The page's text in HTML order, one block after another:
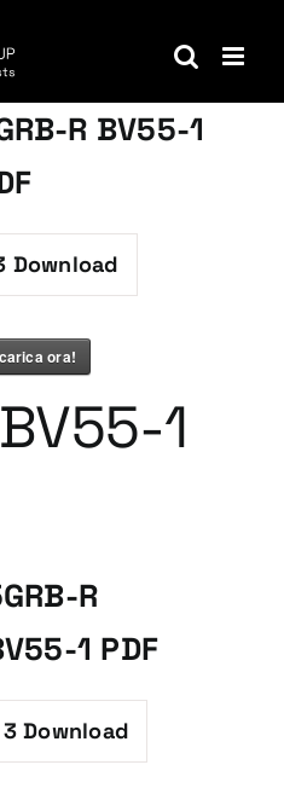
R BV55-1
Download
ora!
1
R
1 PDF
3Download